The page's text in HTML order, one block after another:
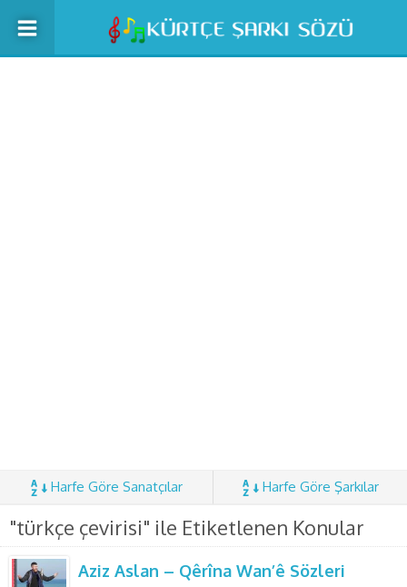
Harfe Göre Sanatçılar Harfe Göre Şarkılar
"türkçe çevirisi" ile Etiketlenen Konular
Aziz Aslan – Qêrîna Wan’ê Sözleri